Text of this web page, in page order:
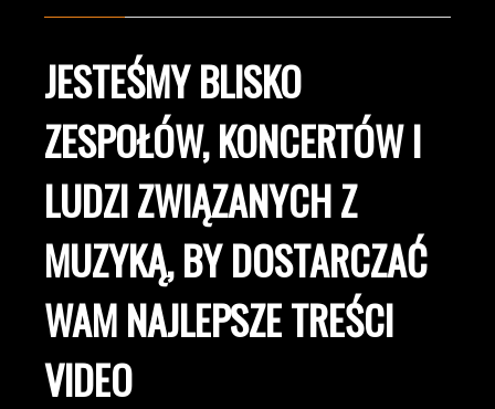
JESTEŚMY BLISKO
ZESPOŁÓW, KONCERTÓW I
LUDZI ZWIĄZANYCH Z
MUZYKĄ, BY DOSTARCZAĆ
WAM NAJLEPSZE TREŚCI
VIDEO